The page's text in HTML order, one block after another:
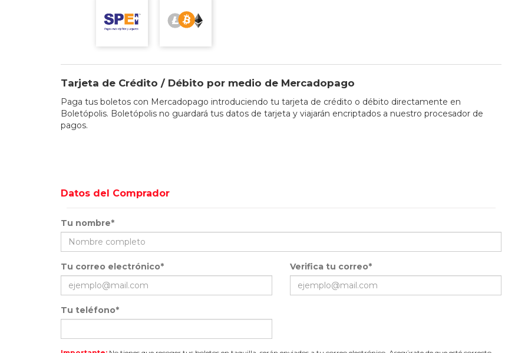
Tarjeta de Crédito / Débito por medio de Mercadopago
Paga tus boletos con Mercadopago introduciendo tu tarjeta de crédito o débito directamente en
Boletópolis. Boletópolis no guardará tus datos de tarjeta y viajarán encriptados a nuestro procesador de
pagos.
Datos del Comprador
Tu nombre*
Tu correo electrónico* Verifica tu correo*
Tu teléfono*